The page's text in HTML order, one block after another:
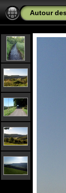
Autour